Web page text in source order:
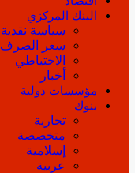
البنك المركزي
سياسة نقدية
سعر الصرف
الاحتياطي
أخبار
مؤسسات دولية
بنوك
تجارية
متخصصة
إسلامية
عربية